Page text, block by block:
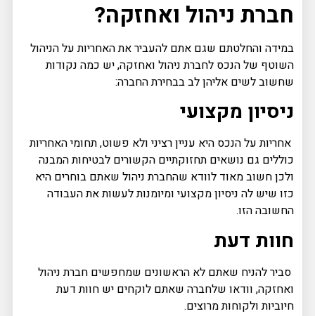
חברת ניהול ואחזקה?
במידה והחלטתם שגם אתם להעביר את האחריות על הניהול
השוטף של הנכס לחברת ניהול ואחזקה, יש כמה נקודות
שחשוב לשים אליהן לב בבחירת החברה:
ניסיון מקצועי
אחריות על הנכס היא עניין רציני ולא פשוט, תחומי האחריות
כוללים גם נושאים תחזוקתיים הקשורים לבטיחות המבנה
ולכן חשוב מאוד לוודא שהחברת ניהול שאתם בוחרים היא
כזו שיש לה ניסיון מקצועי ומיומנות לעשות את העבודה
החשובה הזו.
חוות דעת
סביר להניח שאתם לא הראשונים שמחפשים חברת ניהול
ואחזקה, וודאו שלחברה שאתם לוקחים יש חוות דעת
חיוביות ולקוחות מרוצים.